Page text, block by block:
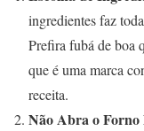
ingredientes faz
Prefira fubá de boa
que é uma marca
receita.
Não Abra o Forno